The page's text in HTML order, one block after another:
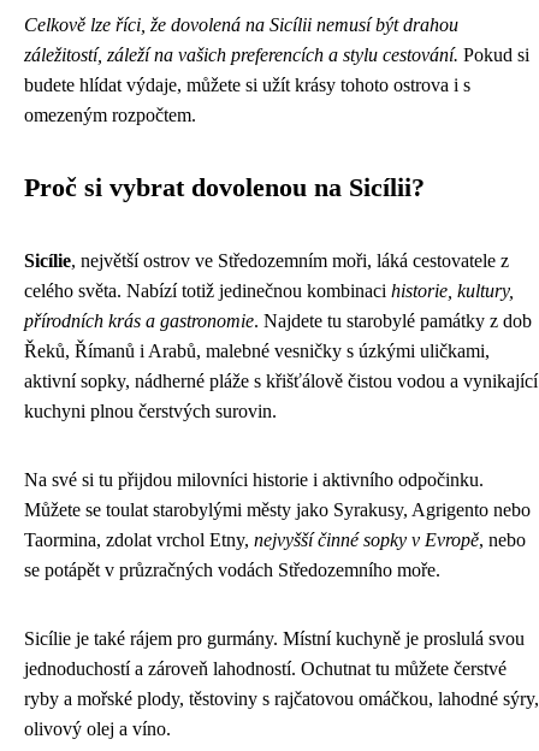
Celkově lze říci, že dovolená na Sicílii nemusí být drahou
záležitostí, záleží na vašich preferencích a stylu cestování. Pokud si
budete hlídat výdaje, můžete si užít krásy tohoto ostrova i s
omezeným rozpočtem.
Proč si vybrat dovolenou na Sicílii?
Sicílie, největší ostrov ve Středozemním moři, láká cestovatele z
celého světa. Nabízí totiž jedinečnou kombinaci historie, kultury,
přírodních krás a gastronomie. Najdete tu starobylé památky z dob
Řeků, Římanů i Arabů, malebné vesničky s úzkými uličkami,
aktivní sopky, nádherné pláže s křišťálově čistou vodou a vynikající
kuchyni plnou čerstvých surovin.
Na své si tu přijdou milovníci historie i aktivního odpočinku.
Můžete se toulat starobylými městy jako Syrakusy, Agrigento nebo
Taormina, zdolat vrchol Etny, nejvyšší činné sopky v Evropě, nebo
se potápět v průzračných vodách Středozemního moře.
Sicílie je také rájem pro gurmány. Místní kuchyně je proslulá svou
jednoduchostí a zároveň lahodností. Ochutnat tu můžete čerstvé
ryby a mořské plody, těstoviny s rajčatovou omáčkou, lahodné sýry,
olivový olej a víno.